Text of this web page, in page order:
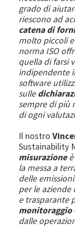
grado di
riescono ad
catena di
molto piccoli
norma ISO
quella di farsi
indipendente
software
sulle
sempre di più
di ogni
Il nostro
Sustainability
misurazioneè
la messa a
delle
per le
e trasparante
monitoraggio
dalle